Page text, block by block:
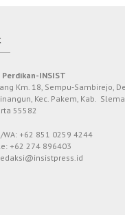
Perdikan-INSIST
Km. 18, Sempu-Sambirejo,
Kec. Pakem, Kab.
55582
WA: +62 851 0259 4244
+62 274 896403